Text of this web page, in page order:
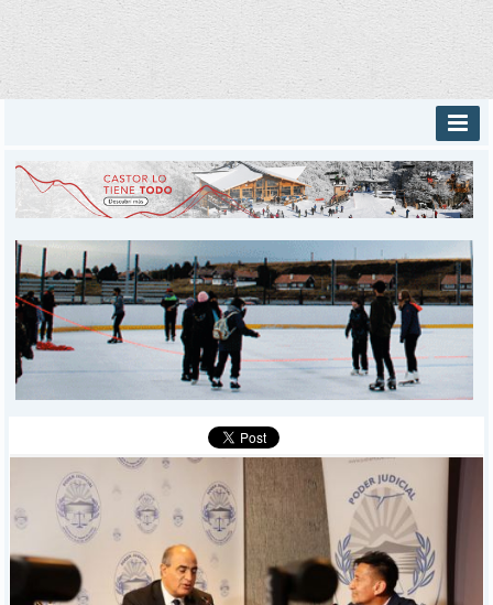
INICIO
PROVINCIALES
DEPORTES
POLICIALES
I-DIARIO
MÁS
BÚSQUEDA